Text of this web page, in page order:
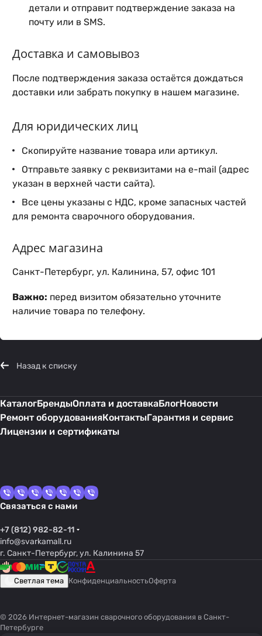
детали и отправит подтверждение заказа на
почту или в SMS.
Доставка и самовывоз
После подтверждения заказа остаётся дождаться
доставки или забрать покупку в нашем магазине.
Для юридических лиц
Скопируйте название товара или артикул.
Отправьте заявку с реквизитами на e-mail (адрес
указан в верхней части сайта).
Все цены указаны с НДС, кроме запасных частей
для ремонта сварочного оборудования.
Адрес магазина
Санкт-Петербург, ул. Калинина, 57, офис 101
Важно: перед визитом обязательно уточните
наличие товара по телефону.
Назад к списку
КаталогБрендыОплата и доставкаБлогНовости
Ремонт оборудованияКонтактыГарантия и сервис
Лицензии и сертификаты
Связаться с нами
+7 (812) 982-82-11
info@svarkamall.ru
г. Санкт-Петербург, ул. Калинина 57
Светлая тема КонфиденциальностьОферта
© 2026 Интернет-магазин сварочного оборудования в Санкт-
Петербурге